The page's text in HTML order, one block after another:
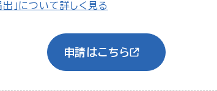
出」について詳しく見る
申請はこちら